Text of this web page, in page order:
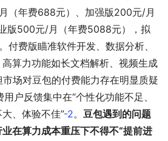
（年费688元）、加强版200元/月
版500元/月（年费5088元），拟
。付费版瞄准软件开发、数据分析、
算力功能如长文档解析、视频生成
市场对豆包的付费能力存在明显质疑
户反馈集中在“个性化功能不足、
、体验不佳”-2。 豆包遇到的问题
在算力成本重压下不得不“提前进